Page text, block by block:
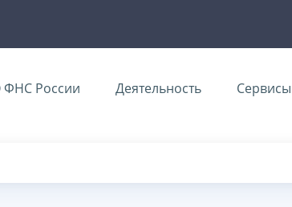
ФНС России Деятельность Сервисы